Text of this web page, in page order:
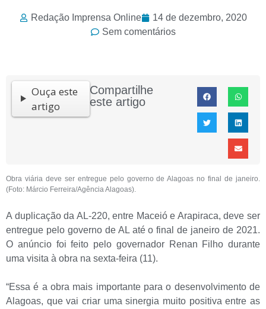
Redação Imprensa Online
14 de dezembro, 2020
Sem comentários
Ouça este
artigo
Compartilhe
este artigo
Obra viária deve ser entregue pelo governo de Alagoas no final de janeiro.
(Foto: Márcio Ferreira/Agência Alagoas).
A duplicação da AL-220, entre Maceió e Arapiraca, deve ser
entregue pelo governo de AL até o final de janeiro de 2021.
O anúncio foi feito pelo governador Renan Filho durante
uma visita à obra na sexta-feira (11).
“Essa é a obra mais importante para o desenvolvimento de
Alagoas, que vai criar uma sinergia muito positiva entre as